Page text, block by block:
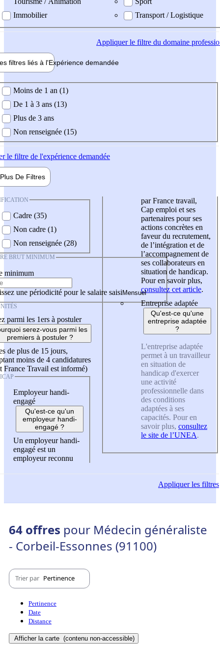
Immobilier
Transport / Logistique
Appliquerle filtre du domaine
filtres liés à l'Expérience demandée
demandée
Moins de 1 an (1)
De 1 à 3 ans (13)
Plus de 3 ans
Non renseignée (15)
le filtre de l'expérience demandée
Plus De Filtres
Cadre (35)
Non cadre (1)
Non renseignée (28)
BRUT MINIMUM
minimum
une périodicité pour le salaire saisi
parmi les 1ers à postuler
serez-vous parmi les
premiers à postuler ?
de plus de 15 jours,
moins de 4 candidatures
France Travail est informé)
Employeur handi-
engagé
Qu'est-ce qu'un
employeur handi-
engagé ?
Un employeur handi-
engagé est un
employeur reconnu
par France travail,
Cap emploi et ses
partenaires pour ses
actions concrètes en
faveur du recrutement,
de l’intégration et de
l’accompagnement de
ses collaborateurs en
situation de handicap.
Pour en savoir plus,
consultez cet article.
Entreprise adaptée
Qu'est-ce qu'une
entreprise adaptée
?
L'entreprise adaptée
permet à un travailleur
en situation de
handicap d'exercer
une activité
professionnelle dans
des conditions
adaptées à ses
capacités. Pour en
savoir plus, consultez
le site de l’UNEA.
Appliquerles filtres
64 offres pour Médecin généraliste
- Corbeil-Essonnes (91100)
Trier par Pertinence
Pertinence
Date
Distance
Afficher la carte (contenu non-accessible)